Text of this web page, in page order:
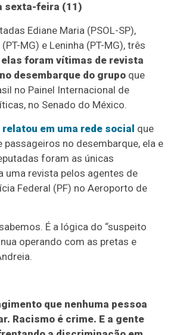
sexta-feira (11)
Ediane Maria (PSOL-SP),
MG) e Leninha (PT-MG), três
elas foram vítimas de revista
desembarque do grupo que
no Painel Internacional de
no Senado do México.
relatou em uma rede social que
passageiros no desembarque, ela e
foram as únicas
uma revista pelos agentes de
Federal (PF) no Aeroporto de
É a lógica do “suspeito
operando com as pretas e
que nenhuma pessoa
Racismo é crime. E a gente